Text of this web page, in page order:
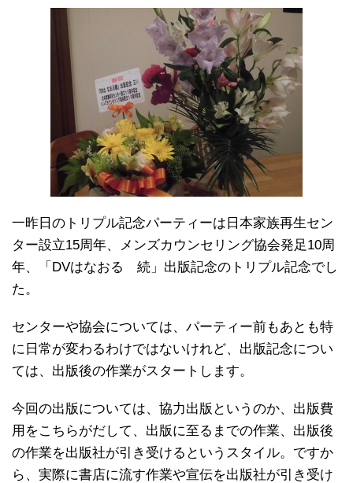
一昨日のトリプル記念パーティーは日本家族再生セン
ター設立15周年、メンズカウンセリング協会発足10周
年、「DVはなおる 続」出版記念のトリプル記念でし
た。
センターや協会については、パーティー前もあとも特
に日常が変わるわけではないけれど、出版記念につい
ては、出版後の作業がスタートします。
今回の出版については、協力出版というのか、出版費
用をこちらがだして、出版に至るまでの作業、出版後
の作業を出版社が引き受けるというスタイル。ですか
ら、実際に書店に流す作業や宣伝を出版社が引き受け